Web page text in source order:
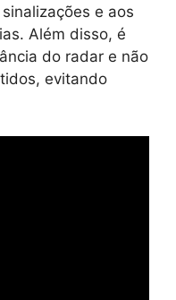
e aos
Além disso, é
do radar e não
evitando